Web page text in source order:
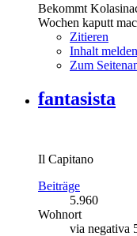
Bekommt
Wochen kaputt
Zitieren
Inhalt melden
Zum
fantasista
Il Capitano
Beiträge
5.960
Wohnort
via negativa